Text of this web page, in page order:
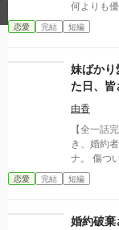
何よりも優先され
の父であ
せた隣国
を実行する
完璧に計
しくスピ
※全4話＋
惨な不幸
しみください。 ※2026/07/28 関連
ために若
した。 ーーーーーーーーーー 【「ですよね！シリー
ズ」につ
子、「です
恋愛 完結 短編
妹ばかり
た日、
いのです
由香
【全一話完結】 幼い頃から妹の引
き、婚約
ナ。 傷ついた彼女が助けた青年は、身分を隠した王
太子だった。 一年後、王太子妃となったエ
に現れた
い。
恋愛 完結 短編
婚約破棄